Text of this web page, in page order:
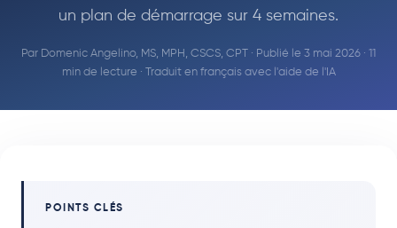
Calculatrices
un plan de démarrage sur 4 semaines.
Par Domenic Angelino, MS, MPH, CSCS, CPT · Publié le 3 mai 2026 · 11
min de lecture · Traduit en français avec l'aide de l'IA
POINTS CLÉS